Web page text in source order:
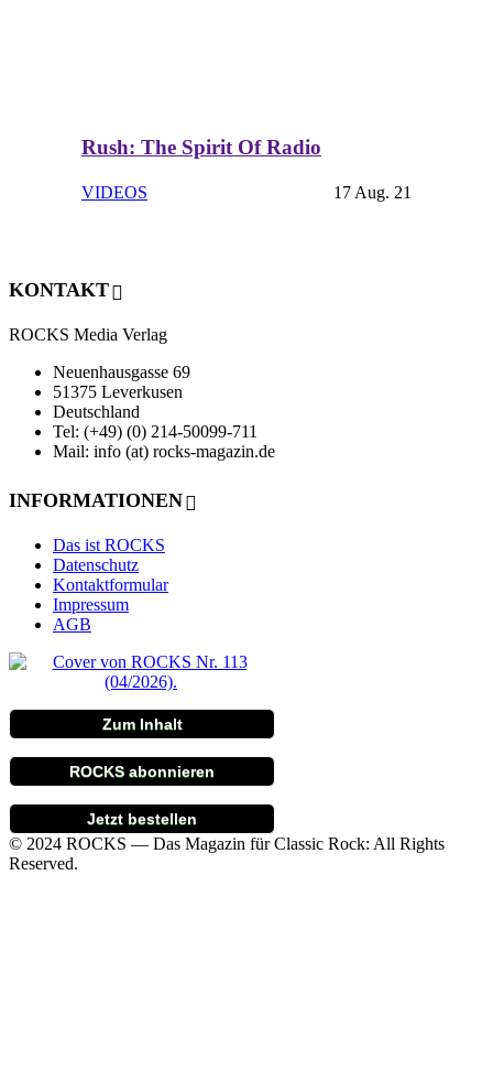
Rush: The Spirit Of Radio
VIDEOS 17 Aug. 21
KONTAKT
ROCKS Media Verlag
Neuenhausgasse 69
51375 Leverkusen
Deutschland
Tel: (+49) (0) 214-50099-711
Mail: info (at) rocks-magazin.de
INFORMATIONEN
Das ist ROCKS
Datenschutz
Kontaktformular
Impressum
AGB
Zum Inhalt
ROCKS abonnieren
Jetzt bestellen
© 2024 ROCKS — Das Magazin für Classic Rock: All Rights
Reserved.